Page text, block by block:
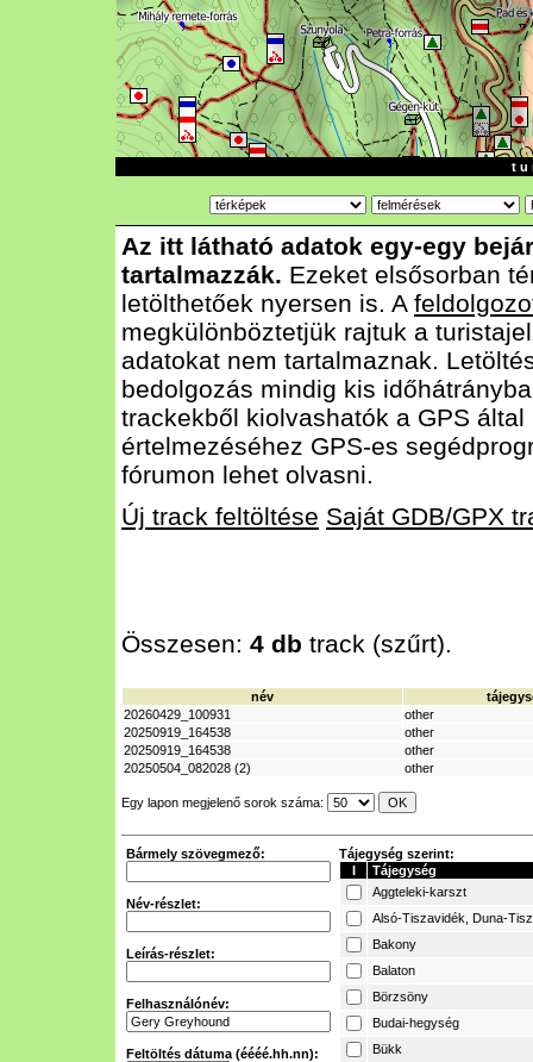
t u
Az itt látható adatok egy-egy
tartalmazzák. Ezeket elsősorban
letölthetőek nyersen is. A
megkülönböztetjük rajtuk a
adatokat nem tartalmaznak.
bedolgozás mindig kis
trackekből kiolvashatók a GPS
értelmezéséhez GPS-es
fórumon lehet olvasni.
Új track feltöltése Saját GDB/GPX
Összesen: 4 db track (szűrt).
név
20260429_100931
other
20250919_164538
other
20250919_164538
other
20250504_082028 (2)
other
Egy lapon megjelenő sorok száma:
Bármely szövegmező:
Név-részlet:
Leírás-részlet:
Felhasználónév:
Feltöltés dátuma (éééé.hh.nn):
Tájegység szerint:
I
Tájegység
Aggteleki-karszt
Alsó-Tiszavidék, Duna-
Bakony
Balaton
Börzsöny
Budai-hegység
Bükk